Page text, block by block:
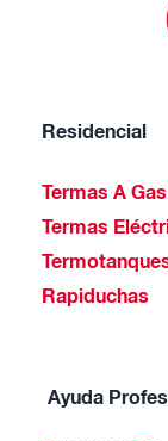
Residencial
Termas A Gas
Termas
Rapiduchas
Ayuda